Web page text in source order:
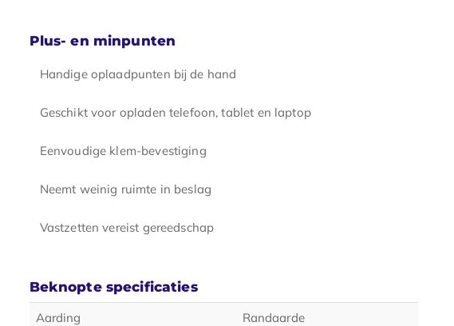
Plus- en minpunten
Handige oplaadpunten bij de hand
Geschikt voor opladen telefoon, tablet en laptop
Eenvoudige klem-bevestiging
Neemt weinig ruimte in beslag
Vastzetten vereist gereedschap
Beknopte specificaties
Aarding
Randaarde